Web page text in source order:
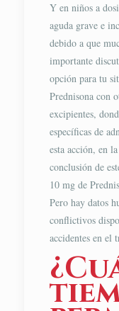
Y en niños a
aguda grave e
debido a que
importante
opción para tu
Prednisona con
excipientes,
específicas de
esta acción, en
conclusión de
10 mg de
Pero hay datos
conflictivos
accidentes en el